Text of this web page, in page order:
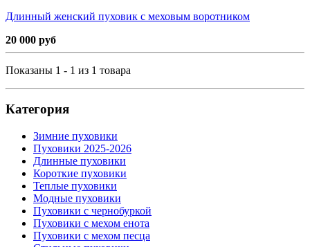
Длинный женский пуховик с меховым воротником
20 000 руб
Показаны 1 - 1 из 1 товара
Категория
Зимние пуховики
Пуховики 2025-2026
Длинные пуховики
Короткие пуховики
Теплые пуховики
Модные пуховики
Пуховики с чернобуркой
Пуховики с мехом енота
Пуховики с мехом песца